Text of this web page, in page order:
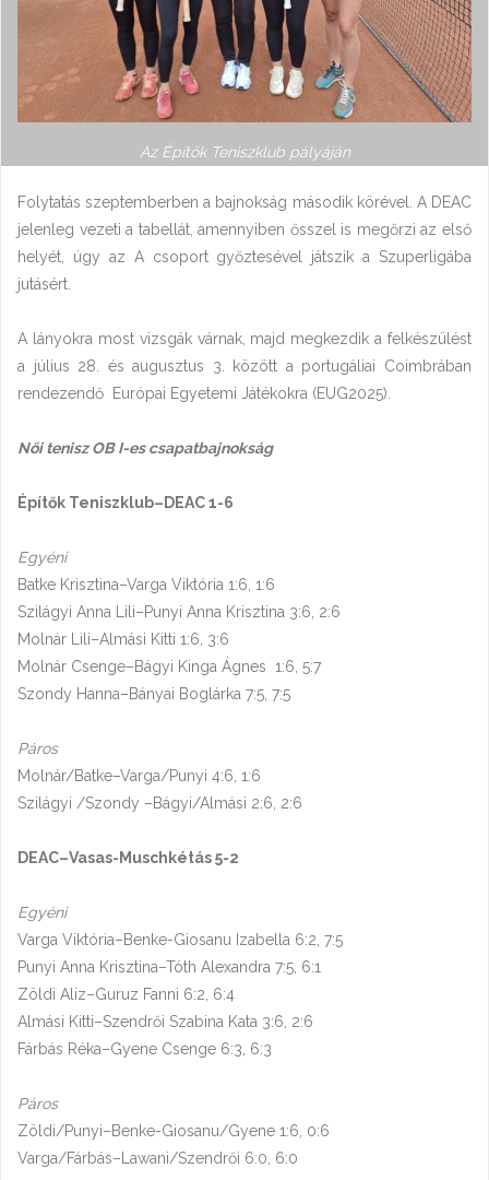
Az Építők Teniszklub pályáján
Folytatás szeptemberben a bajnokság második körével. A DEAC
jelenleg vezeti a tabellát, amennyiben ősszel is megőrzi az első
helyét, úgy az A csoport győztesével játszik a Szuperligába
jutásért.
A lányokra most vizsgák várnak, majd megkezdik a felkészülést
a július 28. és augusztus 3. között a portugáliai Coimbrában
rendezendő Európai Egyetemi Játékokra (EUG2025).
Női tenisz OB I-es csapatbajnokság
Építők Teniszklub–DEAC 1-6
Egyéni
Batke Krisztina–Varga Viktória 1:6, 1:6
Szilágyi Anna Lili–Punyi Anna Krisztina 3:6, 2:6
Molnár Lili–Almási Kitti 1:6, 3:6
Molnár Csenge–Bágyi Kinga Ágnes 1:6, 5:7
Szondy Hanna–Bányai Boglárka 7:5, 7:5
Páros
Molnár/Batke–Varga/Punyi 4:6, 1:6
Szilágyi /Szondy –Bágyi/Almási 2:6, 2:6
DEAC–Vasas-Muschkétás 5-2
Egyéni
Varga Viktória–Benke-Giosanu Izabella 6:2, 7:5
Punyi Anna Krisztina–Tóth Alexandra 7:5, 6:1
Zöldi Aliz–Guruz Fanni 6:2, 6:4
Almási Kitti–Szendrői Szabina Kata 3:6, 2:6
Fárbás Réka–Gyene Csenge 6:3, 6:3
Páros
Zöldi/Punyi–Benke-Giosanu/Gyene 1:6, 0:6
Varga/Fárbás–Lawani/Szendrői 6:0, 6:0